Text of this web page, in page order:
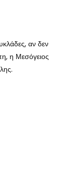
αν δεν
η Μεσόγειος